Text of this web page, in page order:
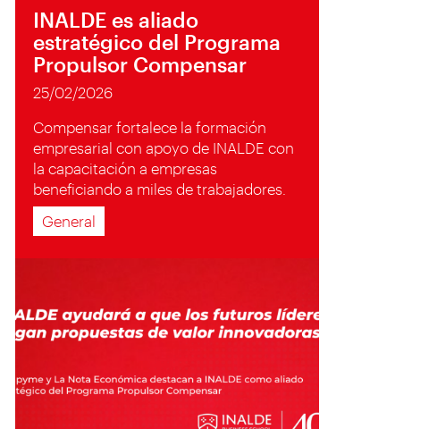
INALDE es aliado
estratégico del Programa
Propulsor Compensar
25/02/2026
Compensar fortalece la formación
empresarial con apoyo de INALDE con
la capacitación a empresas
beneficiando a miles de trabajadores.
General